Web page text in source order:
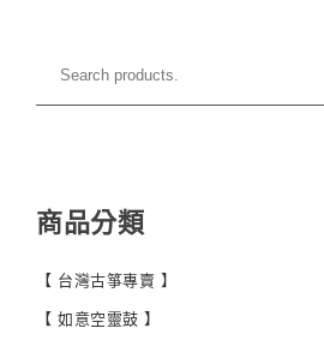
商品分類
【 台灣古箏專賣 】
【 如意空靈鼓 】